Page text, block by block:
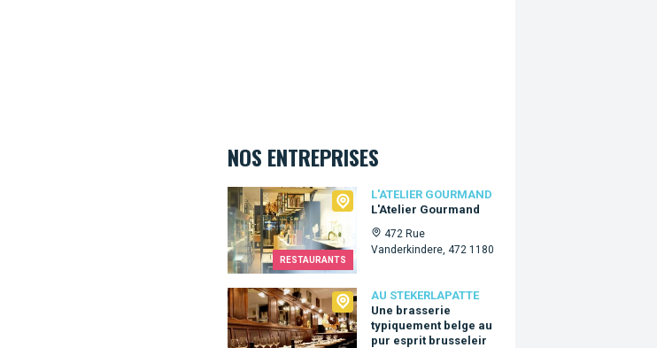
NOS ENTREPRISES
RESTAURANTS
L'ATELIER GOURMAND
L'Atelier Gourmand
472 Rue
Vanderkindere, 472 1180
L'Atelier Gourmand
AU STEKERLAPATTE
Une brasserie
typiquement belge au
pur esprit brusseleir
Au Stekerlapatte